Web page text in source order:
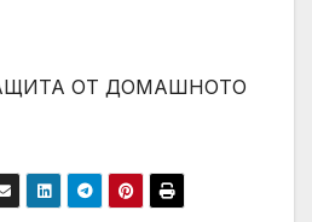
ОТ ДОМАШНОТО